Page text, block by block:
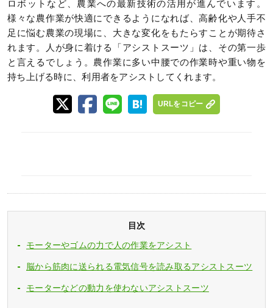
ロボットなど、農業への最新技術の活用が進んでいます。
様々な農作業が快適にできるようになれば、高齢化や人手不
足に悩む農業の現場に、大きな変化をもたらすことが期待さ
れます。人が身に着ける「アシストスーツ」は、その第一歩
と言えるでしょう。農作業に多い中腰での作業時や重い物を
持ち上げる時に、利用者をアシストしてくれます。
URLをコピー
目次
モーターやゴムの力で人の作業をアシスト
脳から筋肉に送られる電気信号を読み取るアシストスーツ
モーターなどの動力を使わないアシストスーツ